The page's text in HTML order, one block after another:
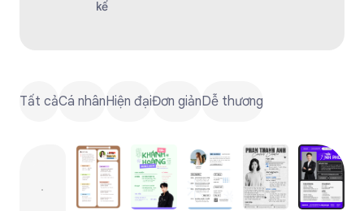
kế
Tất cảCá nhânHiện đạiĐơn giảnDễ thương